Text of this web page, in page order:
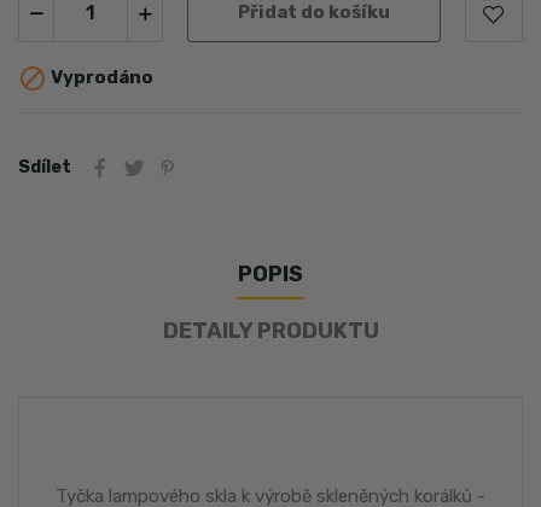
Přidat do košíku
 Vyprodáno
Sdílet
POPIS
DETAILY PRODUKTU
Tyčka lampového skla k výrobě skleněných korálků -